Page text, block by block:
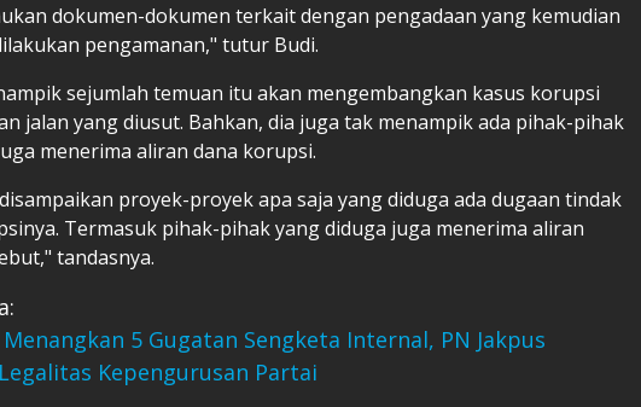
dokumen-dokumen terkait dengan pengadaan yang kemudian
pengamanan," tutur Budi.
sejumlah temuan itu akan mengembangkan kasus korupsi
jalan yang diusut. Bahkan, dia juga tak menampik ada pihak-pihak
menerima aliran dana korupsi.
proyek-proyek apa saja yang diduga ada dugaan tindak
Termasuk pihak-pihak yang diduga juga menerima aliran
tandasnya.
Menangkan 5 Gugatan Sengketa Internal, PN Jakpus
Kepengurusan Partai